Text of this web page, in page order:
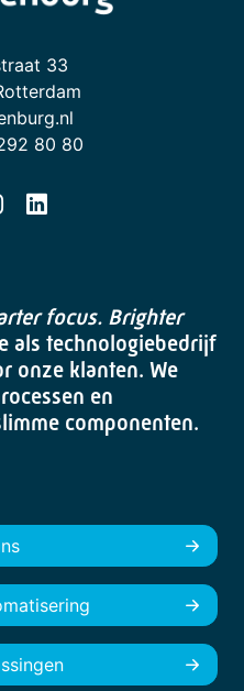
33
80 80
focus. Brighter
als technologiebedrijf
onze klanten. We
en
componenten.